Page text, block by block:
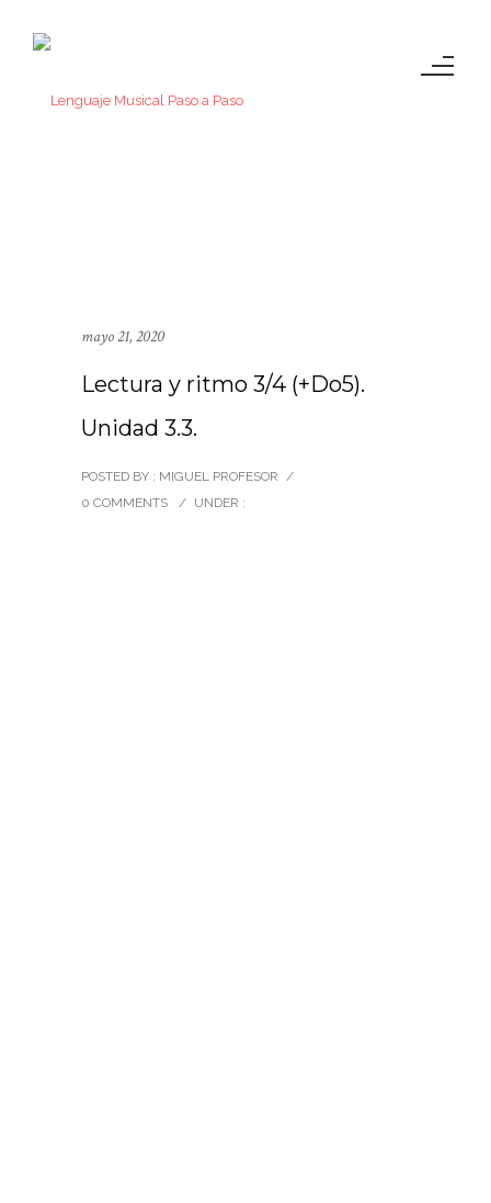
mayo 21, 2020
Lectura y ritmo 3/4 (+Do5).
Unidad 3.3.
POSTED BY : MIGUEL PROFESOR /
0 COMMENTS
/ UNDER :